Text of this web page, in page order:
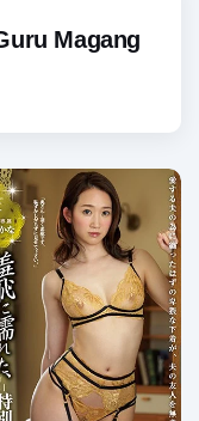
Magang